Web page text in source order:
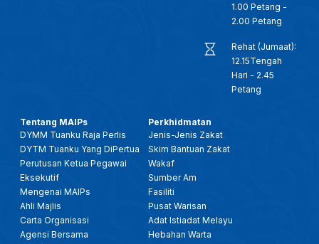
1.00 Petang -
2.00 Petang
Rehat (Jumaat):
12.15Tengah
Hari - 2.45
Petang
Tentang MAIPs
DYMM Tuanku Raja Perlis
DYTM Tuanku Yang DiPertua
Perutusan Ketua Pegawai
Eksekutif
Mengenai MAIPs
Ahli Majlis
Carta Organisasi
Agensi Bersama
Perkhidmatan
Jenis-Jenis Zakat
Skim Bantuan Zakat
Wakaf
Sumber Am
Fasiliti
Pusat Warisan
Adat Istiadat Melayu
Hebahan Warta